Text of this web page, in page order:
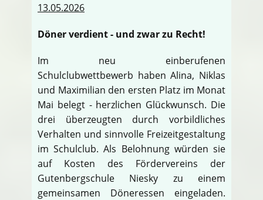
13.05.2026
Döner verdient - und zwar zu Recht!
Im neu einberufenen
Schulclubwettbewerb haben Alina, Niklas
und Maximilian den ersten Platz im Monat
Mai belegt - herzlichen Glückwunsch. Die
drei überzeugten durch vorbildliches
Verhalten und sinnvolle Freizeitgestaltung
im Schulclub. Als Belohnung würden sie
auf Kosten des Fördervereins der
Gutenbergschule Niesky zu einem
gemeinsamen Döneressen eingeladen.